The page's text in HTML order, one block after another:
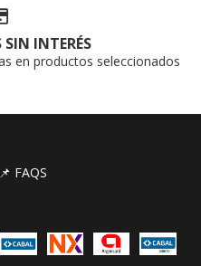
INTERÉS
en productos seleccionados
📌 FAQS